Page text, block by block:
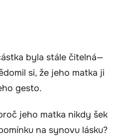
byla stále čitelná—
si, že jeho matka ji
gesto.
jeho matka nikdy šek
na synovu lásku?